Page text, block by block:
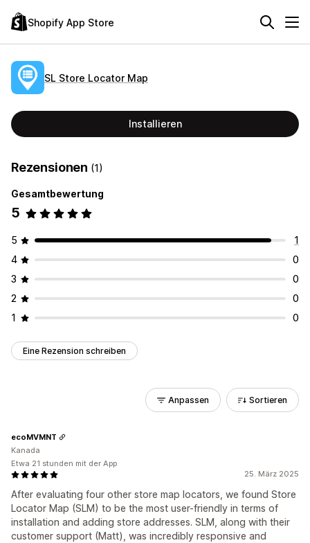
Shopify App Store
SL Store Locator Map
Installieren
Rezensionen (1)
Gesamtbewertung
5
5
1
4
0
3
0
2
0
1
0
Eine Rezension schreiben
Anpassen Sortieren
25. März 2025
After evaluating four other store map locators, we found Store
Locator Map (SLM) to be the most user-friendly in terms of
installation and adding store addresses. SLM, along with their
customer support (Matt), was incredibly responsive and
ecoMVMNT
Kanada
Etwa 21 stunden mit der App